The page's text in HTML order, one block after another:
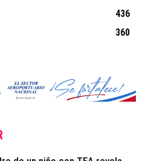
436
360